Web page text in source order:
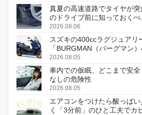
真夏の高速道路でタイヤが
のドライブ前に知っておく
2026.08.06
スズキの400ccラグジュアリ
「BURGMAN（バーグマン
変更し、8月18日に発売
2026.08.05
車内での仮眠、どこまで安
なしの危険性
2026.08.05
エアコンをつけたら酸っぱ
く「3分前」のひと工夫でカ